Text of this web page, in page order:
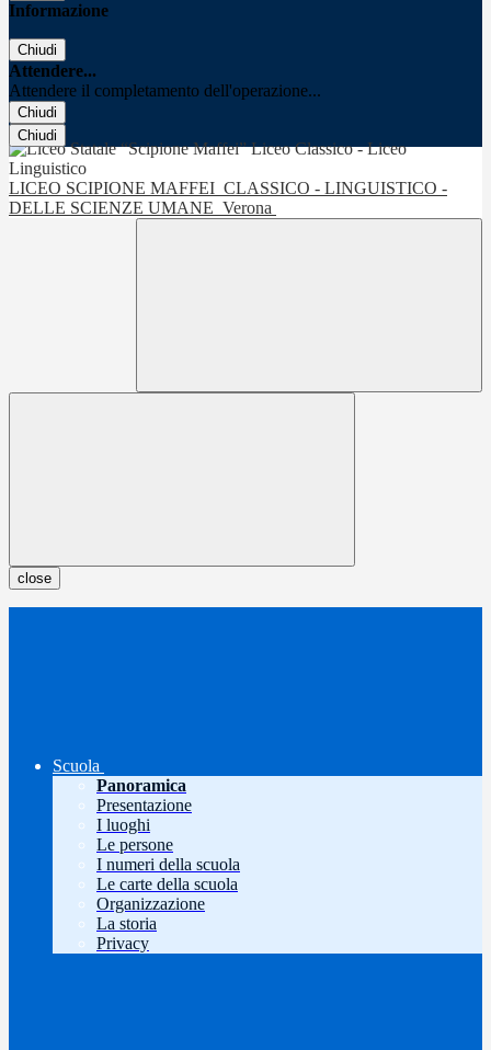
Informazione
Chiudi
Attendere...
Attendere il completamento dell'operazione...
Chiudi
Chiudi
LICEO SCIPIONE MAFFEI CLASSICO - LINGUISTICO -
DELLE SCIENZE UMANE Verona
close
Scuola
Panoramica
Presentazione
I luoghi
Le persone
I numeri della scuola
Le carte della scuola
Organizzazione
La storia
Privacy